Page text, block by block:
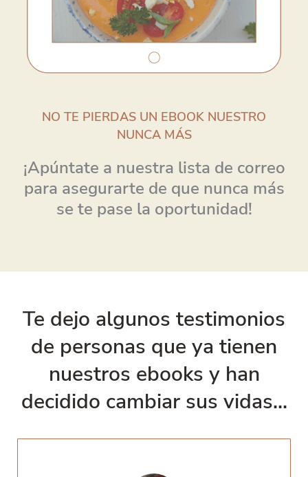
NO TE PIERDAS UN EBOOK NUESTRO
NUNCA MÁS
¡Apúntate a nuestra lista de correo
para asegurarte de que nunca más
se te pase la oportunidad!
Te dejo algunos testimonios
de personas que ya tienen
nuestros ebooks y han
decidido cambiar sus vidas...